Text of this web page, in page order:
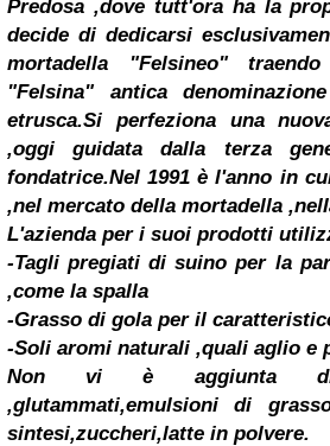
Predosa ,dove tutt'ora ha la
decide di dedicarsi
mortadella "Felsineo"
"Felsina" antica
etrusca.Si perfeziona una
,oggi guidata dalla terza
fondatrice.Nel 1991 è l'anno in
,nel mercato della mortadella
L'azienda per i suoi prodotti
-Tagli pregiati di suino per la
,come la spalla
-Grasso di gola per il
-Soli aromi naturali ,quali aglio e
Non vi è aggiunta di
,glutammati,emulsioni di
sintesi,zuccheri,latte in polvere.